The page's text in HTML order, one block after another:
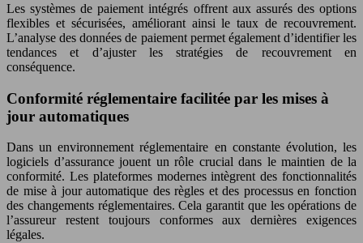
Les systèmes de paiement intégrés offrent aux assurés des options
flexibles et sécurisées, améliorant ainsi le taux de recouvrement.
L’analyse des données de paiement permet également d’identifier les
tendances et d’ajuster les stratégies de recouvrement en
conséquence.
Conformité réglementaire facilitée par les mises à
jour automatiques
Dans un environnement réglementaire en constante évolution, les
logiciels d’assurance jouent un rôle crucial dans le maintien de la
conformité. Les plateformes modernes intègrent des fonctionnalités
de mise à jour automatique des règles et des processus en fonction
des changements réglementaires. Cela garantit que les opérations de
l’assureur restent toujours conformes aux dernières exigences
légales.